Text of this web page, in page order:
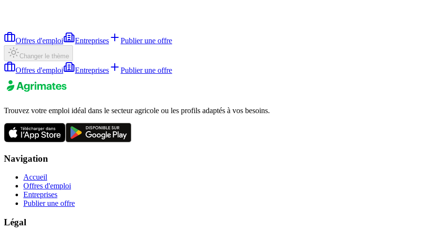
Offres d'emploi Entreprises Publier une offre
Changer le thème
Offres d'emploi Entreprises Publier une offre
Trouvez votre emploi idéal dans le secteur agricole ou les profils adaptés à vos besoins.
Navigation
Accueil
Offres d'emploi
Entreprises
Publier une offre
Légal